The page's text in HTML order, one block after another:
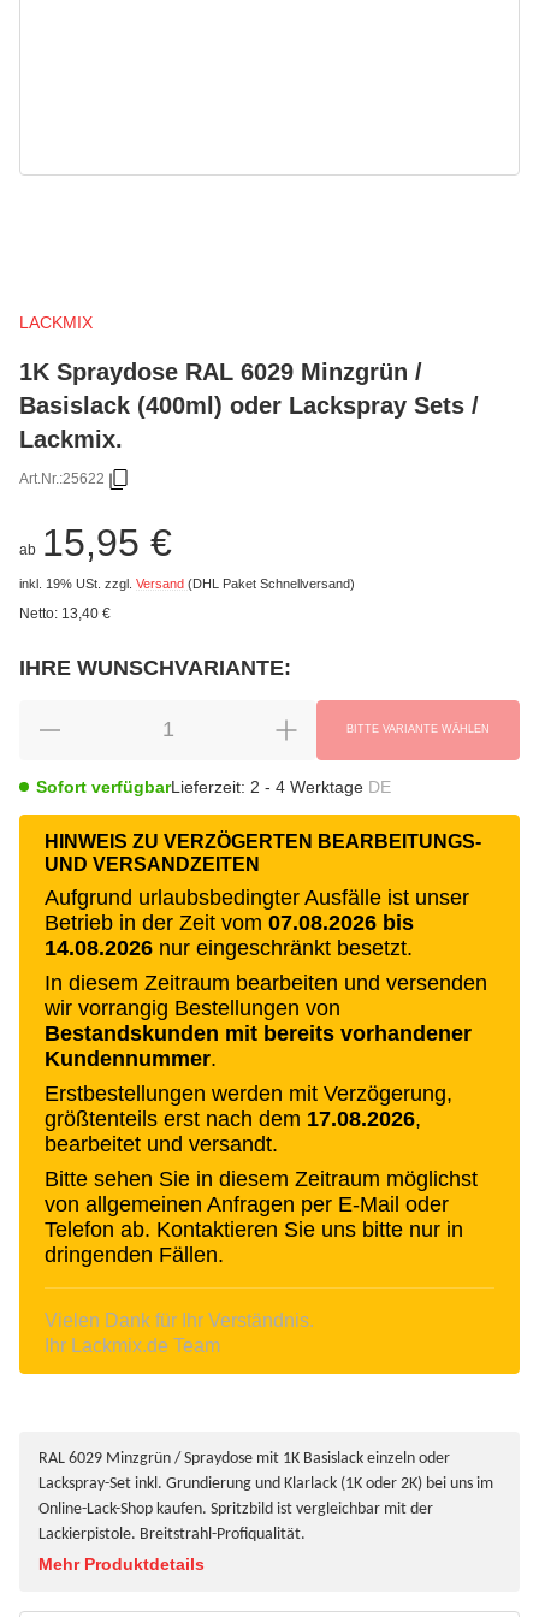
LACKMIX
1K Spraydose RAL 6029 Minzgrün /
Basislack (400ml) oder Lackspray Sets /
Lackmix.
Art.Nr.:25622
ab 15,95 €
inkl. 19% USt. zzgl. Versand (DHL Paket Schnellversand)
Netto: 13,40 €
IHRE WUNSCHVARIANTE:
BITTE VARIANTE WÄHLEN
Sofort verfügbarLieferzeit: 2 - 4 Werktage DE
HINWEIS ZU VERZÖGERTEN BEARBEITUNGS-
UND VERSANDZEITEN
Aufgrund urlaubsbedingter Ausfälle ist unser
Betrieb in der Zeit vom 07.08.2026 bis
14.08.2026 nur eingeschränkt besetzt.
In diesem Zeitraum bearbeiten und versenden
wir vorrangig Bestellungen von
Bestandskunden mit bereits vorhandener
Kundennummer.
Erstbestellungen werden mit Verzögerung,
größtenteils erst nach dem 17.08.2026,
bearbeitet und versandt.
Bitte sehen Sie in diesem Zeitraum möglichst
von allgemeinen Anfragen per E-Mail oder
Telefon ab. Kontaktieren Sie uns bitte nur in
dringenden Fällen.
Vielen Dank für Ihr Verständnis.
Ihr Lackmix.de Team
RAL 6029 Minzgrün / Spraydose mit 1K Basislack einzeln oder
Lackspray-Set inkl. Grundierung und Klarlack (1K oder 2K) bei uns im
Online-Lack-Shop kaufen. Spritzbild ist vergleichbar mit der
Lackierpistole. Breitstrahl-Profiqualität.
Mehr Produktdetails